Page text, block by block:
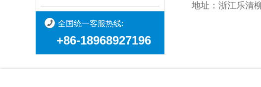
全国统一客服热线:
+86-18968927196
地址： 浙江乐清